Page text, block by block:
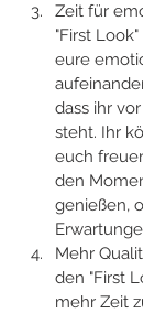
Zeit für
"First
eure
dass ihr
steht. Ihr
euch
den
genießen,
Mehr
den "First
mehr Zeit